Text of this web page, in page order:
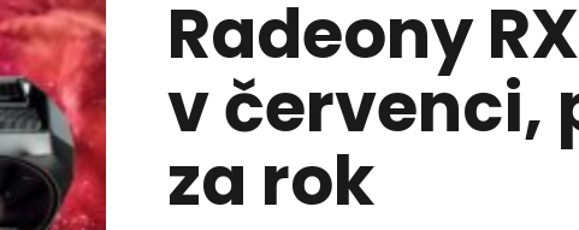
Radeony
v červenci,
za rok